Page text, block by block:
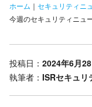
ホーム ｜ セキュリティニ
今週のセキュリティニュ
投稿日： 2024年6月
執筆者： ISRセキュリ